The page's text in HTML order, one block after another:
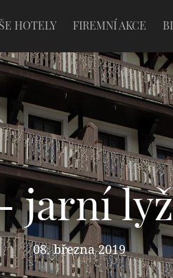
HOTELY FIREMNÍ AKCE
jarní
08. března 2019